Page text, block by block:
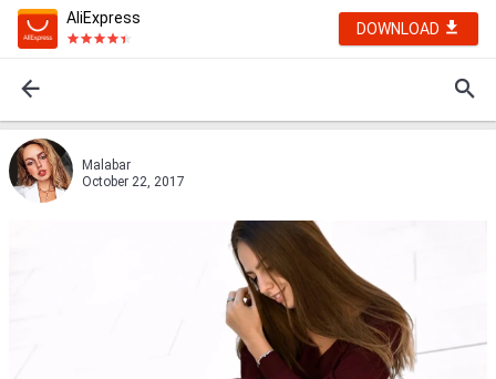
AliExpress
DOWNLOAD
Malabar
October 22, 2017